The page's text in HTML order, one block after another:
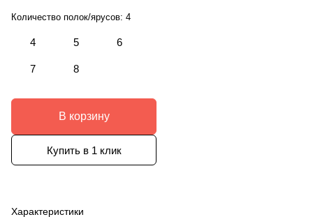
Количество полок/ярусов: 4
4 5 6
7 8
В корзину
Купить в 1 клик
Характеристики